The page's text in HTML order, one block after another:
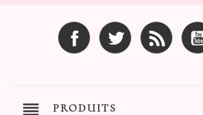
Facebook Twitter Rss
reorder PRODUITS